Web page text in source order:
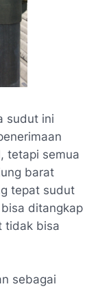
sudut ini
tetapi semua
barat
tepat sudut
ditangkap
tidak bisa
sebagai